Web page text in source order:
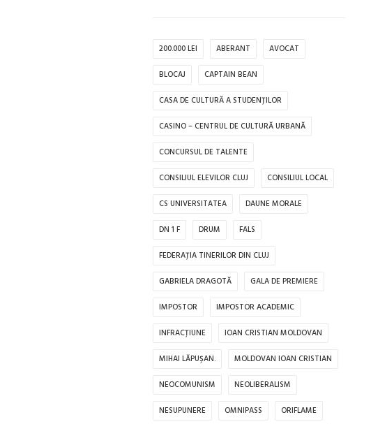
200.000 LEI ABERANT AVOCAT
BLOCAJ CAPTAIN BEAN
CASA DE CULTURĂ A STUDENȚILOR
CASINO – CENTRUL DE CULTURĂ URBANĂ
CONCURSUL DE TALENTE
CONSILIUL ELEVILOR CLUJ CONSILIUL LOCAL
CS UNIVERSITATEA DAUNE MORALE
DN 1 F DRUM FALS
FEDERAȚIA TINERILOR DIN CLUJ
GABRIELA DRAGOTĂ GALA DE PREMIERE
IMPOSTOR IMPOSTOR ACADEMIC
INFRACȚIUNE IOAN CRISTIAN MOLDOVAN
MIHAI LĂPUȘAN. MOLDOVAN IOAN CRISTIAN
NEOCOMUNISM NEOLIBERALISM
NESUPUNERE OMNIPASS ORIFLAME